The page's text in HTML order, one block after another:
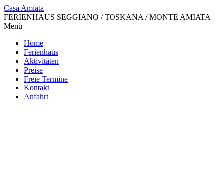
Casa Amiata
FERIENHAUS SEGGIANO / TOSKANA / MONTE AMIATA
Menü
Home
Ferienhaus
Aktivitäten
Preise
Freie Termine
Kontakt
Anfahrt